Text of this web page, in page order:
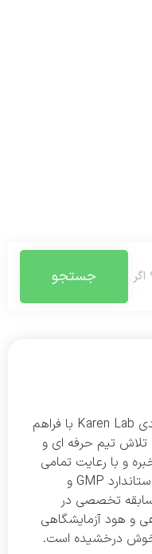
جستجو
شرکت کارن پویا نوآور با برند تولیدی Karen Lab با فراهم
تیم حرفه ای و
و با رعایت تمامی
استانداردهای بین المللی از جمله استاندارد GMP و
و با داشتن سابقه تخصصی در
و هود آزمایشگاهی
خوش درخشیده است.